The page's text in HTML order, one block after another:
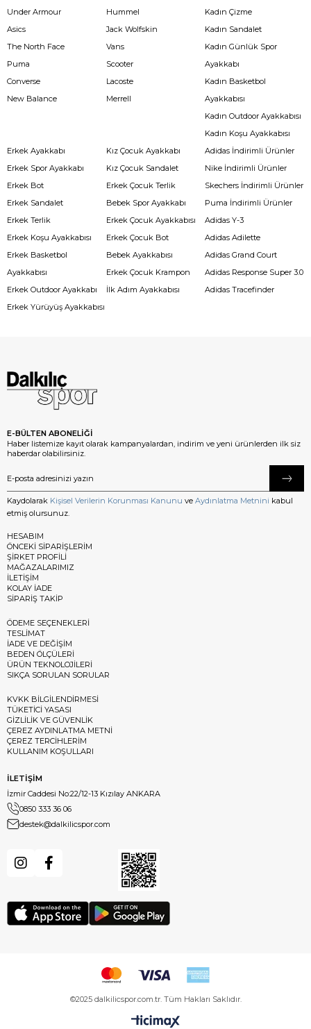
Under Armour
Asics
The North Face
Puma
Converse
New Balance
Hummel
Jack Wolfskin
Vans
Scooter
Lacoste
Merrell
Kadın Çizme
Kadın Sandalet
Kadın Günlük Spor
Ayakkabı
Kadın Basketbol
Ayakkabısı
Kadın Outdoor Ayakkabısı
Kadın Koşu Ayakkabısı
Erkek Ayakkabı
Erkek Spor Ayakkabı
Erkek Bot
Erkek Sandalet
Erkek Terlik
Erkek Koşu Ayakkabısı
Erkek Basketbol
Ayakkabısı
Erkek Outdoor Ayakkabı
Erkek Yürüyüş Ayakkabısı
Kız Çocuk Ayakkabı
Kız Çocuk Sandalet
Erkek Çocuk Terlik
Bebek Spor Ayakkabı
Erkek Çocuk Ayakkabısı
Erkek Çocuk Bot
Bebek Ayakkabısı
Erkek Çocuk Krampon
İlk Adım Ayakkabısı
Adidas İndirimli Ürünler
Nike İndirimli Ürünler
Skechers İndirimli Ürünler
Puma İndirimli Ürünler
Adidas Y-3
Adidas Adilette
Adidas Grand Court
Adidas Response Super 3.0
Adidas Tracefinder
E-BÜLTEN ABONELİĞİ
Haber listemize kayıt olarak kampanyalardan, indirim ve yeni ürünlerden ilk siz
haberdar olabilirsiniz.
Kaydolarak Kişisel Verilerin Korunması Kanunu ve Aydınlatma Metnini kabul
etmiş olursunuz.
HESABIM
ÖNCEKİ SİPARİŞLERİM
ŞİRKET PROFİLİ
MAĞAZALARIMIZ
İLETİŞİM
KOLAY İADE
SİPARİŞ TAKİP
ÖDEME SEÇENEKLERİ
TESLİMAT
İADE VE DEĞİŞİM
BEDEN ÖLÇÜLERİ
ÜRÜN TEKNOLOJİLERİ
SIKÇA SORULAN SORULAR
KVKK BİLGİLENDİRMESİ
TÜKETİCİ YASASI
GİZLİLİK VE GÜVENLİK
ÇEREZ AYDINLATMA METNİ
ÇEREZ TERCİHLERİM
KULLANIM KOŞULLARI
İLETİŞİM
İzmir Caddesi No:22/12-13 Kızılay ANKARA
0850 333 36 06
destek@dalkilicspor.com
©2025 dalkilicspor.com.tr. Tüm Hakları Saklıdır.